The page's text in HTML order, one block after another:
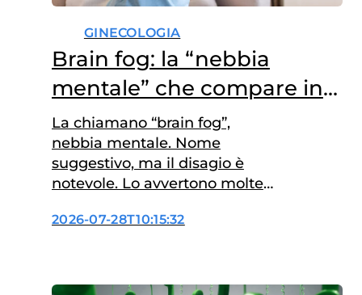
GINECOLOGIA
Brain fog: la “nebbia
mentale” che compare in
menopausa
La chiamano “brain fog”,
nebbia mentale. Nome
suggestivo, ma il disagio è
notevole. Lo avvertono molte
menopausa, ed è un insieme di
senso di affaticamento
2026-07-28T10:15:32